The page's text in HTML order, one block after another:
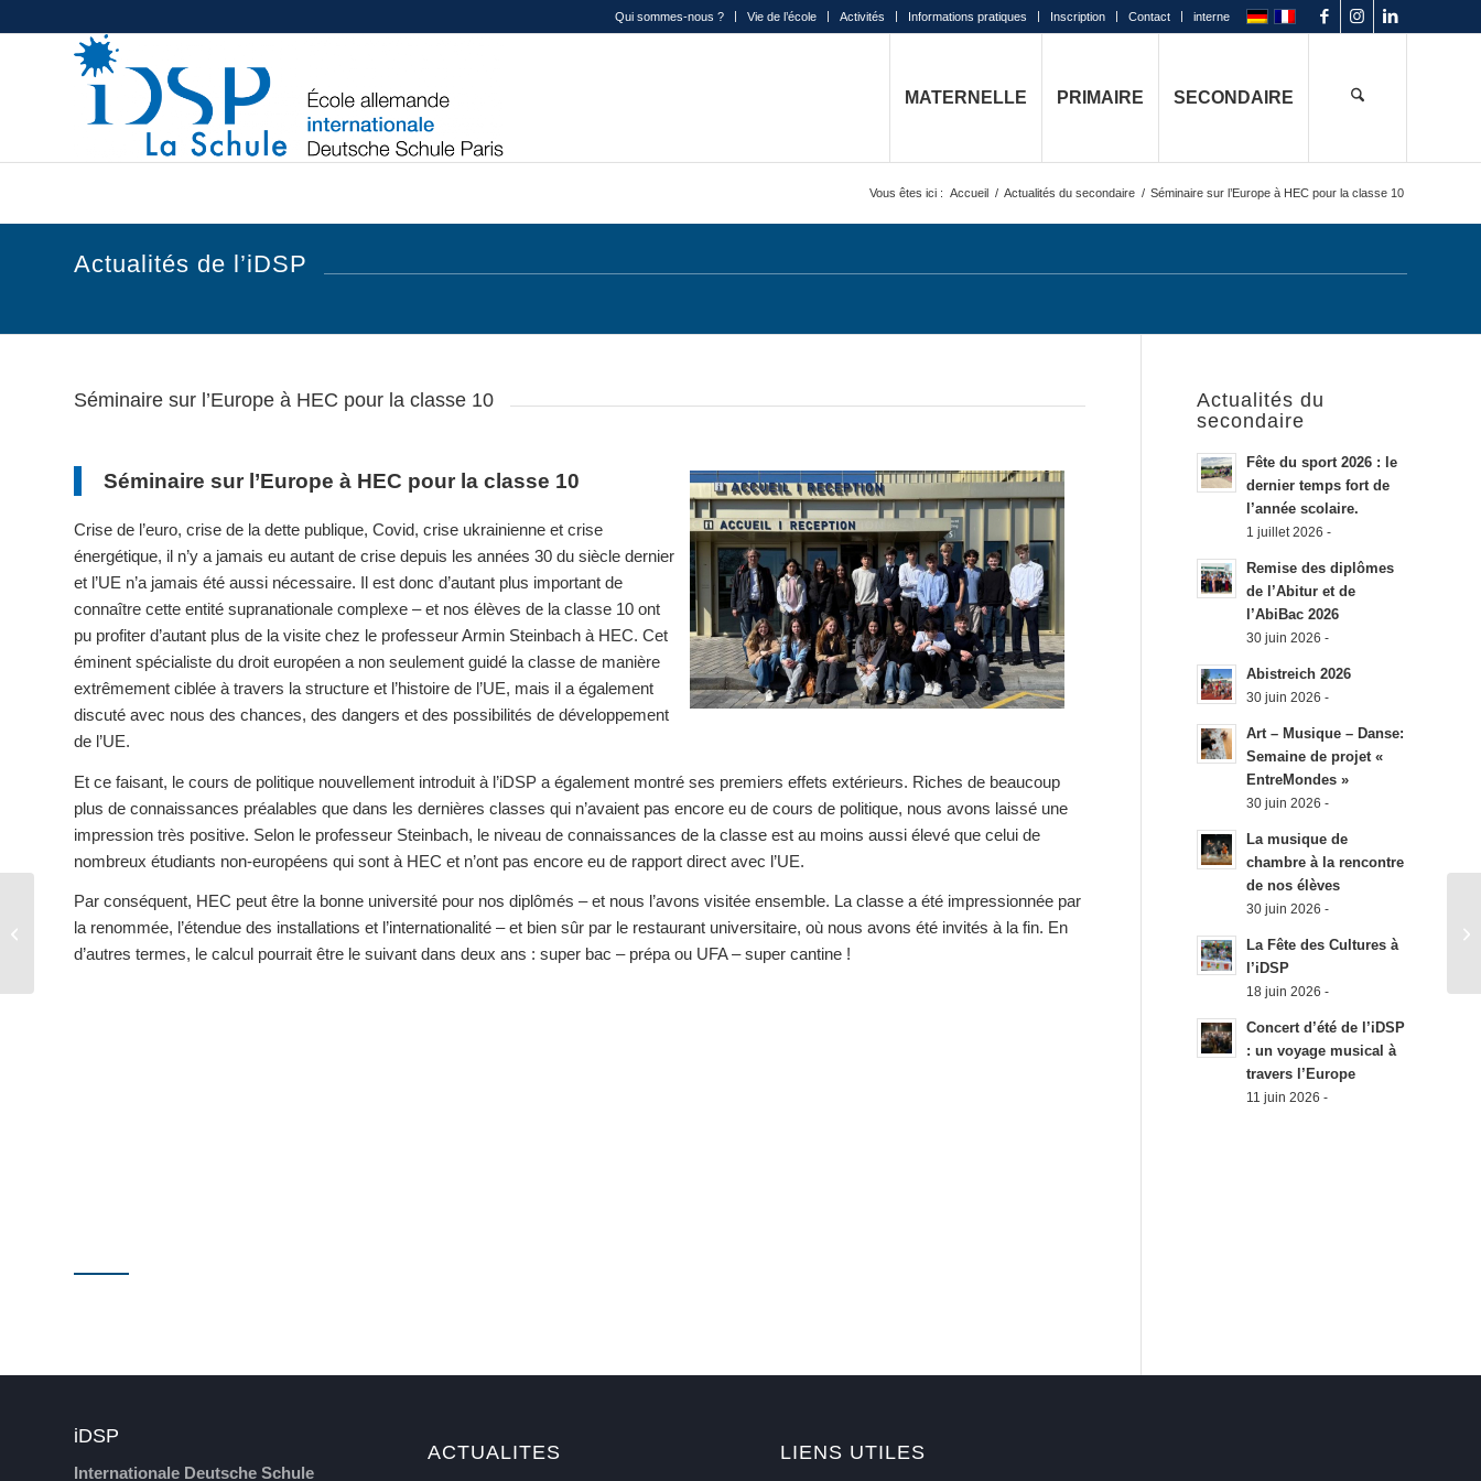
Qui sommes-nous ? Vie de l’école Activités Informations pratiques Inscription Contact interne
MATERNELLE PRIMAIRE SECONDAIRE
Vous êtes ici : Accueil / Actualités du secondaire / Séminaire sur l’Europe à HEC pour la classe 10
Actualités de l’iDSP
Séminaire sur l’Europe à HEC pour la classe 10
Séminaire sur l’Europe à HEC pour la classe 10
Crise de l’euro, crise de la dette publique, Covid, crise ukrainienne et crise
énergétique, il n’y a jamais eu autant de crise depuis les années 30 du siècle dernier
et l’UE n’a jamais été aussi nécessaire. Il est donc d’autant plus important de
connaître cette entité supranationale complexe – et nos élèves de la classe 10 ont
pu profiter d’autant plus de la visite chez le professeur Armin Steinbach à HEC. Cet
éminent spécialiste du droit européen a non seulement guidé la classe de manière
extrêmement ciblée à travers la structure et l’histoire de l’UE, mais il a également
discuté avec nous des chances, des dangers et des possibilités de développement
de l’UE.
Et ce faisant, le cours de politique nouvellement introduit à l’iDSP a également montré ses premiers effets extérieurs. Riches de beaucoup
plus de connaissances préalables que dans les dernières classes qui n’avaient pas encore eu de cours de politique, nous avons laissé une
impression très positive. Selon le professeur Steinbach, le niveau de connaissances de la classe est au moins aussi élevé que celui de
nombreux étudiants non-européens qui sont à HEC et n’ont pas encore eu de rapport direct avec l’UE.
Par conséquent, HEC peut être la bonne université pour nos diplômés – et nous l’avons visitée ensemble. La classe a été impressionnée par
la renommée, l’étendue des installations et l’internationalité – et bien sûr par le restaurant universitaire, où nous avons été invités à la fin. En
d’autres termes, le calcul pourrait être le suivant dans deux ans : super bac – prépa ou UFA – super cantine !
Actualités du
secondaire
Fête du sport 2026 : le
dernier temps fort de
l’année scolaire.
1 juillet 2026 -
Remise des diplômes
de l’Abitur et de
l’AbiBac 2026
30 juin 2026 -
Abistreich 2026
30 juin 2026 -
Art – Musique – Danse:
Semaine de projet «
EntreMondes »
30 juin 2026 -
La musique de
chambre à la rencontre
de nos élèves
30 juin 2026 -
La Fête des Cultures à
l’iDSP
18 juin 2026 -
Concert d’été de l’iDSP
: un voyage musical à
travers l’Europe
11 juin 2026 -
iDSP
Internationale Deutsche Schule
ACTUALITES LIENS UTILES
Santé dentaire à la Villa
Kunterbunt